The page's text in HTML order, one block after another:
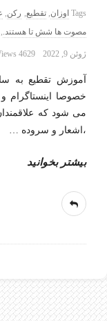
Tags اوزان,تقطیع, رکن,
مصوت ها شش تا هستند.,
ژوئن 9, 2022 4629 Views
آموزش تقطیع به
خصوصا اینستاگرام
می شود که
،اشعار و سروده
بیشتر بخوانید